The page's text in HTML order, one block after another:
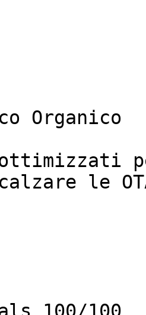
Organico
le